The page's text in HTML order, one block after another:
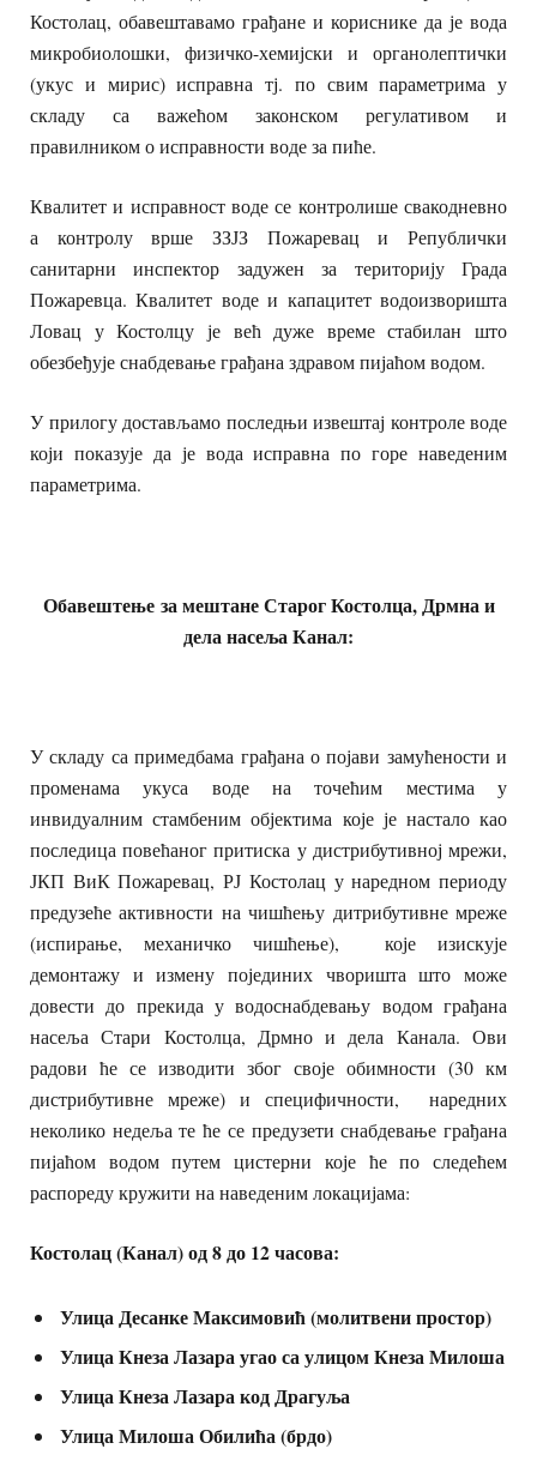
Костолац, обавештавамо грађане и кориснике да је вода
микробиолошки, физичко-хемијски и органолептички
(укус и мирис) исправна тј. по свим параметрима у
складу са важећом законском регулативом и
правилником о исправности воде за пиће.
Квалитет и исправност воде се контролише свакодневно
а контролу врше ЗЗЈЗ Пожаревац и Републички
санитарни инспектор задужен за територију Града
Пожаревца. Квалитет воде и капацитет водоизворишта
Ловац у Костолцу је већ дуже време стабилан што
обезбеђује снабдевање грађана здравом пијаћом водом.
У прилогу достављамо последњи извештај контроле воде
који показује да је вода исправна по горе наведеним
параметрима.
Обавештење за мештане Старог Костолца, Дрмна и
дела насеља Канал:
У складу са примедбама грађана о појави замућености и
променама укуса воде на точећим местима у
инвидуалним стамбеним објектима које је настало као
последица повећаног притиска у дистрибутивној мрежи,
ЈКП ВиК Пожаревац, РЈ Костолац у наредном периоду
предузеће активности на чишћењу дитрибутивне мреже
(испирање, механичко чишћење), које изискује
демонтажу и измену појединих чворишта што може
довести до прекида у водоснабдевању водом грађана
насеља Стари Костолца, Дрмно и дела Канала. Ови
радови ће се изводити због своје обимности (30 км
дистрибутивне мреже) и специфичности, наредних
неколико недеља те ће се предузети снабдевање грађана
пијаћом водом путем цистерни које ће по следећем
распореду кружити на наведеним локацијама:
Костолац (Канал) од 8 до 12 часова:
Улица Десанке Максимовић (молитвени простор)
Улица Кнеза Лазара угао са улицом Кнеза Милоша
Улица Кнеза Лазара код Драгуља
Улица Милоша Обилића (брдо)